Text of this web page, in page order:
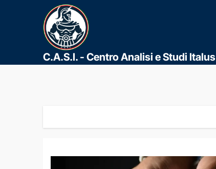
C.A.S.I. - Centro Analisi e Studi Italus